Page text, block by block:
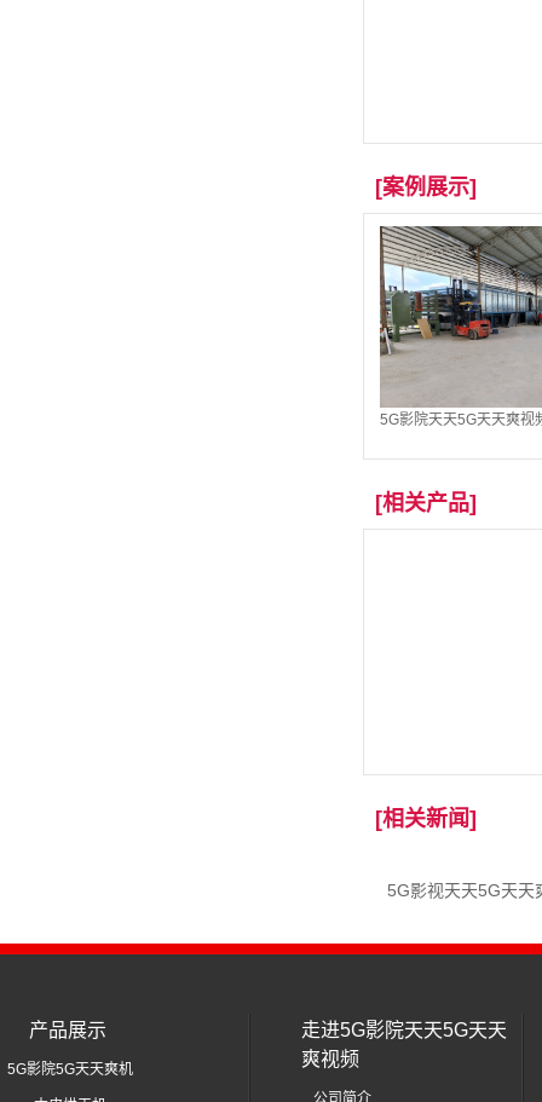
[案例展示]
5G影院天天5G天天爽视
[相关产品]
[相关新闻]
5G影视天天5G天天
产品展示
5G影院5G天天爽机
走进5G影院天天5G天天
爽视频